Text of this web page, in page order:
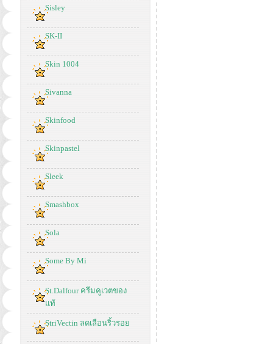
Sisley
SK-II
Skin 1004
Sivanna
Skinfood
Skinpastel
Sleek
Smashbox
Sola
Some By Mi
St.Dalfour ครีมคูเวตของ
แท้
StriVectin ลดเลือนริ้วรอย